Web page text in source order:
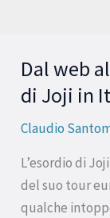
Dal web
di Joji in
Claudio
L’esordio di
del suo tour
qualche
Dal
web
tour
mondiale,
la
prima